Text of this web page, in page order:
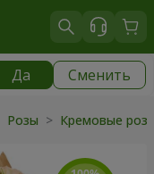
Да Сменить
Розы > Кремовые